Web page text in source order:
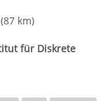
km)
für Diskrete